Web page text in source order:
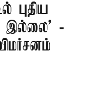
புதிய
இல்லை' -